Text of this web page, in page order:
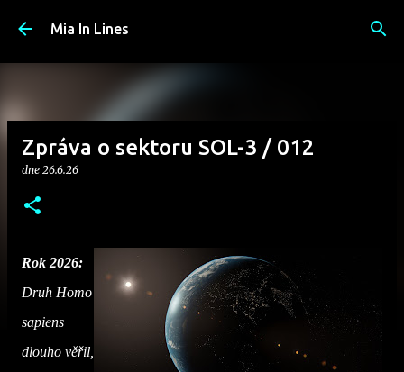
Přeskočit na hlavní obsah
Mia In Lines
Zpráva o sektoru SOL-3 / 012
dne 26.6.26
Rok 2026:
Druh Homo
sapiens
dlouho věřil,